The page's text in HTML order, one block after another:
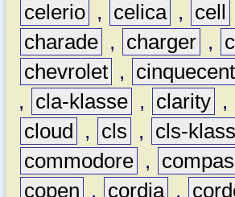
celerio , celica , cell
charade , charger ,
chevrolet ,
,
cla-klasse , clarity ,
cloud
, cls , cls-
commodore ,
copen
, cordia ,